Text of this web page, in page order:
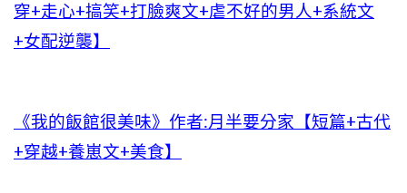
穿+走心+搞笑+打臉爽文+虐不好的男人+系統文
+女配逆襲】
《我的飯館很美味》作者:月半要分家【短篇+古代
+穿越+養崽文+美食】